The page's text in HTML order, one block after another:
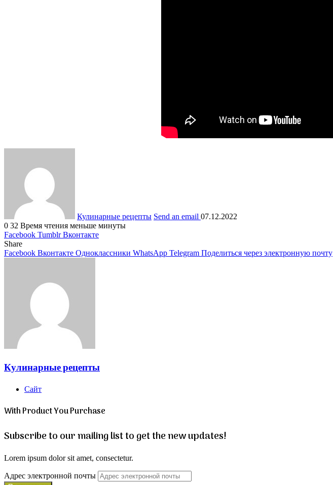
Кулинарные рецепты Send an email 07.12.2022
0 32 Время чтения меньше минуты
Facebook Tumblr Вконтакте
Share
Facebook Вконтакте Одноклассники WhatsApp Telegram Поделиться через электронную почту
Кулинарные рецепты
Сайт
With Product You Purchase
Subscribe to our mailing list to get the new updates!
Lorem ipsum dolor sit amet, consectetur.
Адрес электронной почты